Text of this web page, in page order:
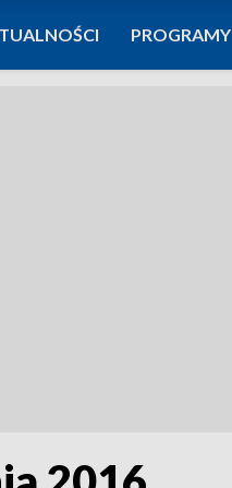
PROGRAMY